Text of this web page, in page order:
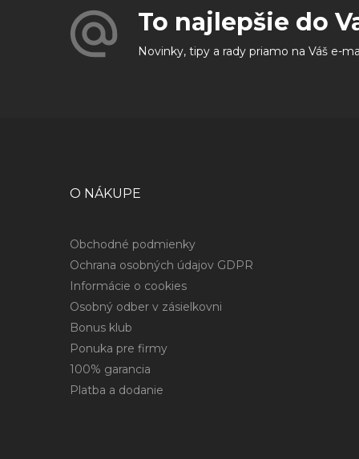
To najlepšie do
Novinky, tipy a rady priamo na Váš e-
O NÁKUPE
Obchodné podmienky
Ochrana osobných údajov GDPR
Informácie o cookies
Osobný odber v zásielkovni
Bonus klub
Ponuka pre firmy
100% garancia
Platba a dodanie